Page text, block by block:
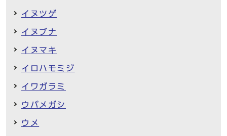
イヌツゲ
イヌブナ
イヌマキ
イロハモミジ
イワガラミ
ウバメガシ
ウメ